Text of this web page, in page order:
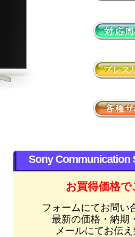
Sony Communication
お買得価格で
フォームにてお問い
最新の価格・納期
メールにてお伝